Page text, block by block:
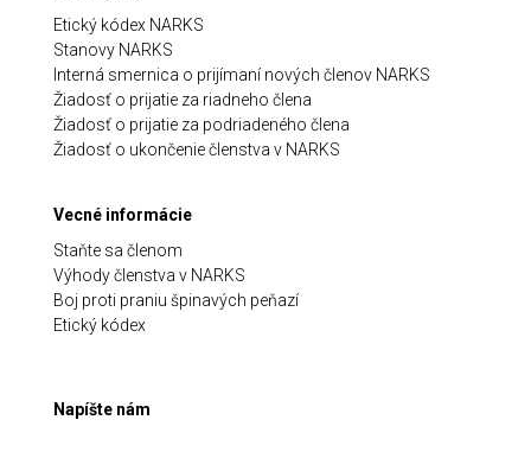
Etický kódex NARKS
Stanovy NARKS
Interná smernica o prijímaní nových členov NARKS
Žiadosť o prijatie za riadneho člena
Žiadosť o prijatie za podriadeného člena
Žiadosť o ukončenie členstva v NARKS
Vecné informácie
Staňte sa členom
Výhody členstva v NARKS
Boj proti praniu špinavých peňazí
Etický kódex
Napíšte nám